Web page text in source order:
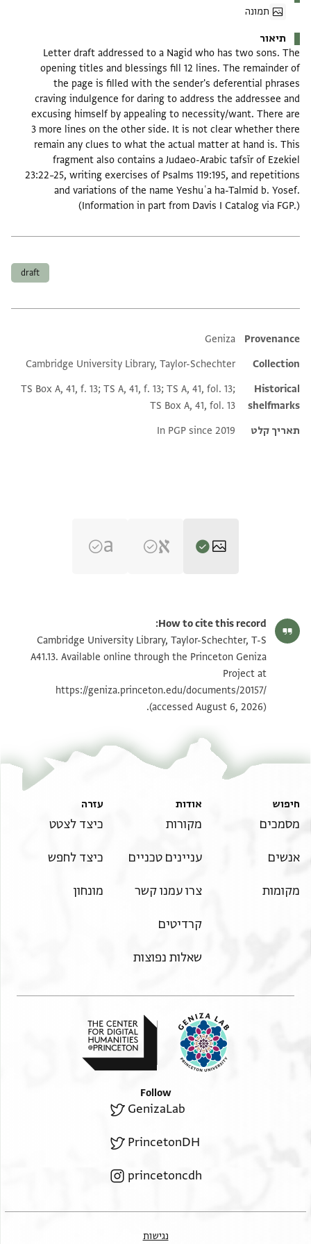
תמונה
תיאור
Letter draft addressed to a Nagid who has two sons. The
opening titles and blessings fill 12 lines. The remainder of
the page is filled with the sender's deferential phrases
craving indulgence for daring to address the addressee and
excusing himself by appealing to necessity/want. There are
3 more lines on the other side. It is not clear whether there
remain any clues to what the actual matter at hand is. This
fragment also contains a Judaeo-Arabic tafsīr of Ezekiel
23:22–25, writing exercises of Psalms 119:195, and repetitions
and variations of the name Yeshuʿa ha-Talmid b. Yosef.
(Information in part from Davis I Catalog via FGP.)
draft
Additional metadata
Provenance
Geniza
Collection
Cambridge University Library, Taylor-Schechter
Historical
shelfmarks
TS Box A, 41, f. 13; TS A, 41, f. 13; TS A, 41, fol. 13;
TS Box A, 41, fol. 13
תאריך קלט
In PGP since 2019
T-S A41.13 1v הגדל וסובב
תנאי היתר שימוש בתצלום
How to cite this record:
Cambridge University Library, Taylor-Schechter, T-S
A41.13. Available online through the Princeton Geniza
Project at
https://geniza.princeton.edu/documents/20157/
(accessed August 6, 2026).
חיפוש
מסמכים
אנשים
מקומות
אודות
מקורות
עניינים טכניים
צרו עמנו קשר
קרדיטים
שאלות נפוצות
עזרה
כיצד לצטט
כיצד לחפש
מונחון
Follow
GenizaLab
PrincetonDH
princetoncdh
נגישות